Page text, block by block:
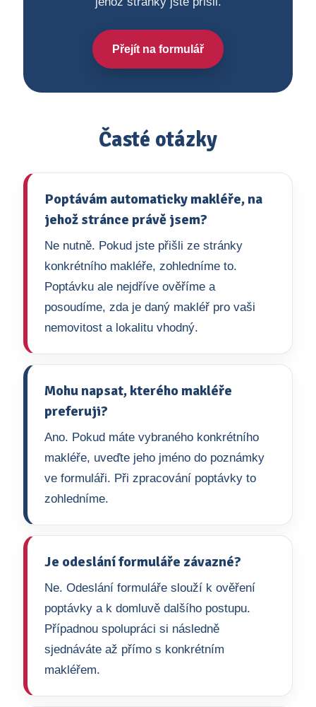
Přejít na formulář
Časté otázky
Poptávám automaticky makléře, na
jehož stránce právě jsem?
Ne nutně. Pokud jste přišli ze stránky
konkrétního makléře, zohledníme to.
Poptávku ale nejdříve ověříme a
posoudíme, zda je daný makléř pro vaši
nemovitost a lokalitu vhodný.
Mohu napsat, kterého makléře
preferuji?
Ano. Pokud máte vybraného konkrétního
makléře, uveďte jeho jméno do poznámky
ve formuláři. Při zpracování poptávky to
zohledníme.
Je odeslání formuláře závazné?
Ne. Odeslání formuláře slouží k ověření
poptávky a k domluvě dalšího postupu.
Případnou spolupráci si následně
sjednáváte až přímo s konkrétním
makléřem.